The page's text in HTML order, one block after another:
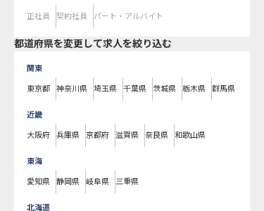
正社員 契約社員 パート・アルバイト
都道府県を変更して求人を絞り込む
関東
東京都 神奈川県 埼玉県 千葉県 茨城県 栃木県 群馬県
近畿
大阪府 兵庫県 京都府 滋賀県 奈良県 和歌山県
東海
愛知県 静岡県 岐阜県 三重県
北海道